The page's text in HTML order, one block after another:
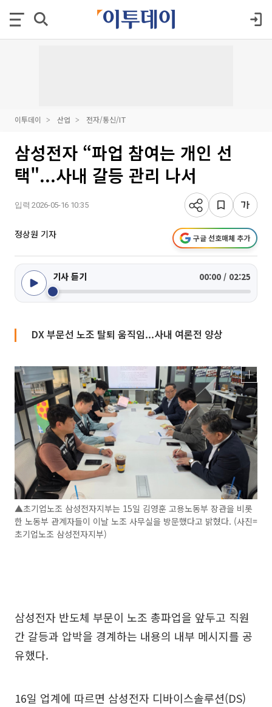
이투데이 산업 전자/통신/IT
삼성전자 “파업 참여는 개인 선
택"...사내 갈등 관리 나서
입력 2026-05-16 10:35
정상원 기자 구글 선호매체 추가
기사 듣기 00:00 / 02:25
DX 부문선 노조 탈퇴 움직임...사내 여론전 양상
▲초기업노조 삼성전자지부는 15일 김영훈 고용노동부 장관을 비롯
한 노동부 관계자들이 이날 노조 사무실을 방문했다고 밝혔다. (사진=
초기업노조 삼성전자지부)
삼성전자 반도체 부문이 노조 총파업을 앞두고 직원
간 갈등과 압박을 경계하는 내용의 내부 메시지를 공
유했다.
16일 업계에 따르면 삼성전자 디바이스솔루션(DS)